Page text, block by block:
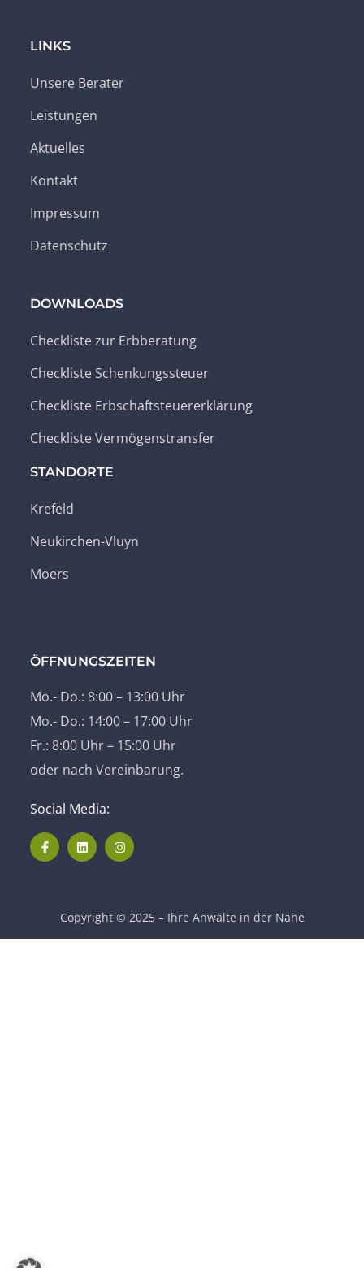
LINKS
Unsere Berater
Leistungen
Aktuelles
Kontakt
Impressum
Datenschutz
DOWNLOADS
Checkliste zur Erbberatung
Checkliste Schenkungssteuer
Checkliste Erbschaftsteuererklärung
Checkliste Vermögenstransfer
STANDORTE
Krefeld
Neukirchen-Vluyn
Moers
ÖFFNUNGSZEITEN
Mo.- Do.: 8:00 – 13:00 Uhr
Mo.- Do.: 14:00 – 17:00 Uhr
Fr.: 8:00 Uhr – 15:00 Uhr
oder nach Vereinbarung.
Social Media:
Copyright © 2025 – Ihre Anwälte in der Nähe